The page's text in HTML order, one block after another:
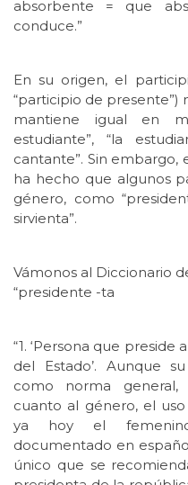
absorbente = que
conduce.”
En su origen, el
“participio de presente”)
mantiene igual en
estudiante”, “la
cantante”. Sin embargo,
ha hecho que algunos
género, como
sirvienta”.
Vámonos al Diccionario
“presidente -ta
“1. ‘Persona que preside
del Estado’. Aunque
como norma
cuanto al género, el
ya hoy el femenino
documentado en
único que se